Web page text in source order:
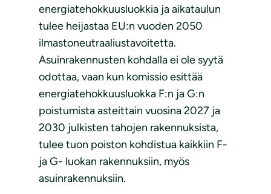
energiatehokkuusluokkia ja aikataulun
tulee heijastaa EU:n vuoden 2050
ilmastoneutraaliustavoitetta.
Asuinrakennusten kohdalla ei ole syytä
odottaa, vaan kun komissio esittää
energiatehokkuusluokka F:n ja G:n
poistumista asteittain vuosina 2027 ja
2030 julkisten tahojen rakennuksista,
tulee tuon poiston kohdistua kaikkiin F-
ja G- luokan rakennuksiin, myös
asuinrakennuksiin.